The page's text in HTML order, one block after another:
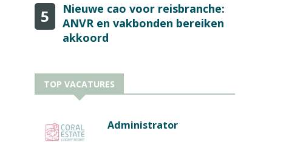
5
Nieuwe cao voor reisbranche:
ANVR en vakbonden bereiken
akkoord
TOP VACATURES
Administrator